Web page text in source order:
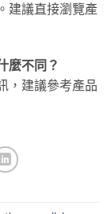
建議直接瀏覽產
麼不同？
，建議參考產品